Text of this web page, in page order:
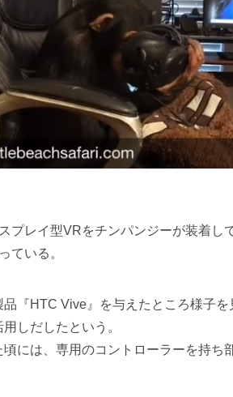
プレイ型VRをチンパンジーが装着し
ている。
『HTC Vive』を与えたところ様子
しだしたという。
には、専用のコントローラーを持ち